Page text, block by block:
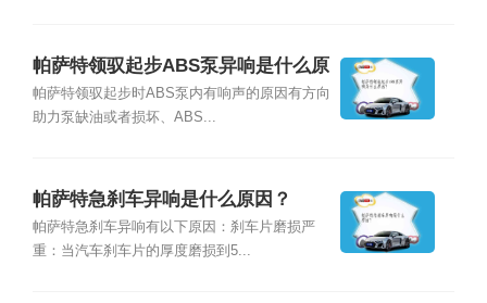
帕萨特领驭起步ABS泵异响是什么原
因？
帕萨特领驭起步时ABS泵内有响声的原因有方向
助力泵缺油或者损坏、ABS...
帕萨特急刹车异响是什么原因？
帕萨特急刹车异响有以下原因：刹车片磨损严
重：当汽车刹车片的厚度磨损到5...